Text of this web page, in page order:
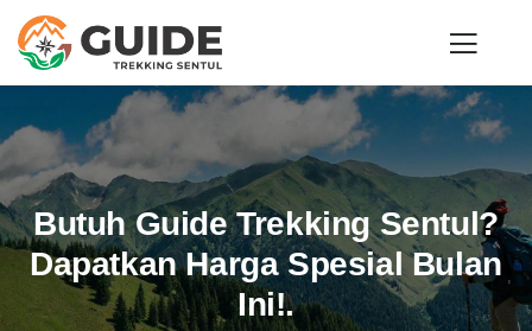
Butuh Guide Trekking Sentul?
Dapatkan Harga Spesial Bulan
Ini!.